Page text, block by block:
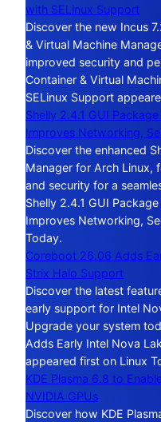
with SELinux Support
Discover the new Incus
& Virtual Machine
improved security and
Container & Virtual
SELinux Support
Shelly 2.4.1 GUI
Improves Networking,
Discover the enhanced
Manager for Arch Linux,
and security for a
Shelly 2.4.1 GUI
Improves Networking,
Today.
Coreboot 26.06 Adds
Strix Halo Support
Discover the latest
early support for Intel
Upgrade your system
Adds Early Intel Nova
appeared first on Linux
KDE Plasma 6.8 to
NVIDIA GPUs
Discover how KDE